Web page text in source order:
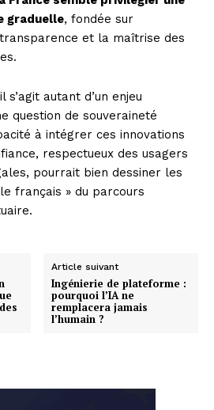
graduelle, fondée sur
et la maîtrise des
autant d’un enjeu
question de souveraineté
à intégrer ces innovations
respectueux des usagers
pourrait bien dessiner les
français » du parcours
Article suivant
Ingénierie de plateforme :
pourquoi l’IA ne
remplacera jamais
l’humain ?